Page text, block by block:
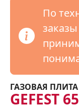
По
ГАЗОВАЯ ПЛИТА
GEFEST